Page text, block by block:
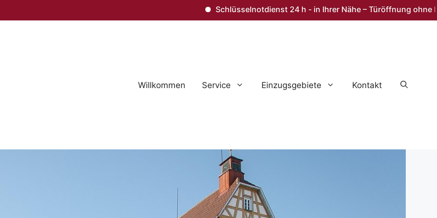
Schlüsselnotdienst 24 h - in Ihrer Nähe – Türöffnung ohne
Willkommen Service Einzugsgebiete Kontakt